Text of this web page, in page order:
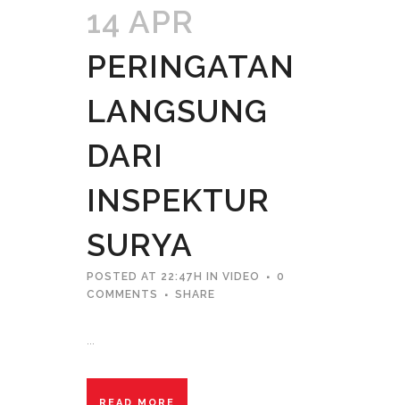
14 APR
PERINGATAN
LANGSUNG
DARI
INSPEKTUR
SURYA
POSTED AT 22:47H IN VIDEO
0
COMMENTS
SHARE